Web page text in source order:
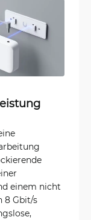
einem nicht
8 Gbit/s